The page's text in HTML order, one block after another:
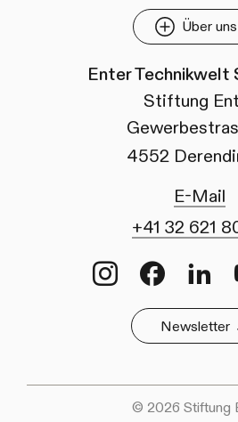
Über uns
Enter Technikwelt
Stiftung
4552
E-Mail
+41 32 621
Newsletter
© 2026 Stiftung